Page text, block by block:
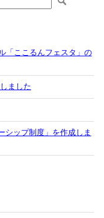
「ここるんフェスタ」の
ました
ップ制度」を作成しま